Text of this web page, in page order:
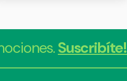
Suscribíte!